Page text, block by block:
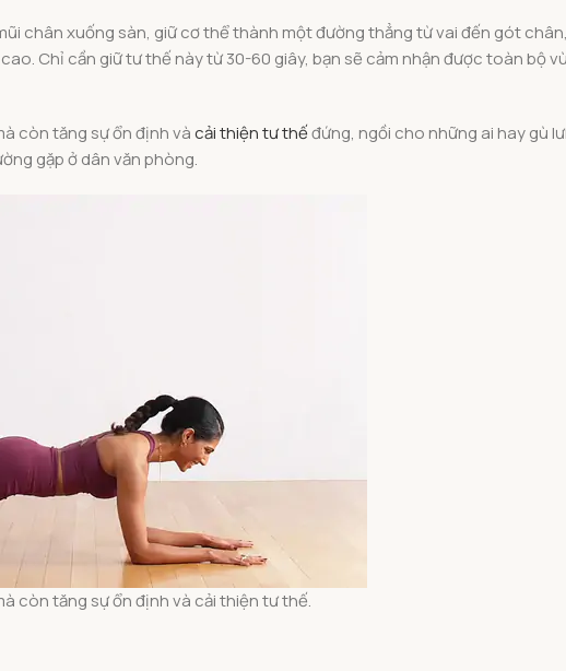
chân xuống sàn, giữ cơ thể thành một đường thẳng từ vai đến gót
Chỉ cần giữ tư thế này từ 30-60 giây, bạn sẽ cảm nhận được toàn bộ
còn tăng sự ổn định vàcải thiện tư thếđứng, ngồi cho những ai hay gù
gặp ở dân văn phòng.
còn tăng sự ổn định và cải thiện tư thế.